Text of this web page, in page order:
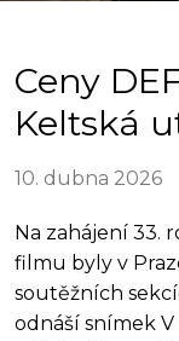
Ceny
Keltská
10. dubna 2026
Na zahájení 33.
filmu byly v
soutěžních
odnáší snímek